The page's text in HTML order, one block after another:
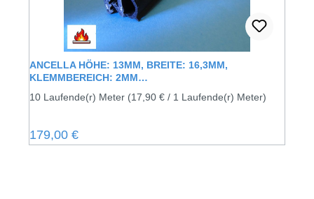
ANCELLA HÖHE: 13MM, BREITE: 16,3MM,
KLEMMBEREICH: 2MM
BRANDSCHUTZQUALITÄT
10 Laufende(r) Meter (17,90 € / 1 Laufende(r) Meter)
Regulärer Preis:
179,00 €